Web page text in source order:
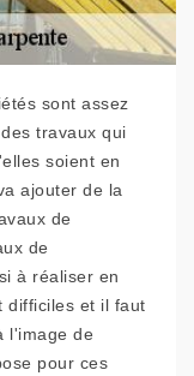
sont assez
travaux qui
soient en
ajouter de la
de
de
à réaliser en
difficiles et il faut
l'image de
pour ces